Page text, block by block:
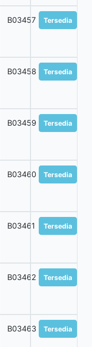
B03457 Tersedia
B03458 Tersedia
B03459 Tersedia
B03460 Tersedia
B03461 Tersedia
B03462 Tersedia
B03463 Tersedia